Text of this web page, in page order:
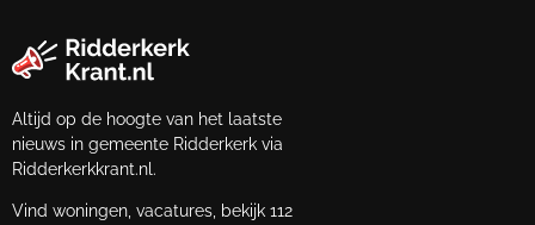
Altijd op de hoogte van het laatste
nieuws in gemeente Ridderkerk via
Ridderkerkkrant.nl.
Vind woningen, vacatures, bekijk 112